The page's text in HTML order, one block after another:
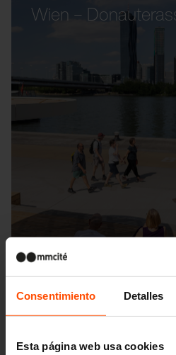
Consentimiento Detalles
Esta página web usa cookies
Wien –